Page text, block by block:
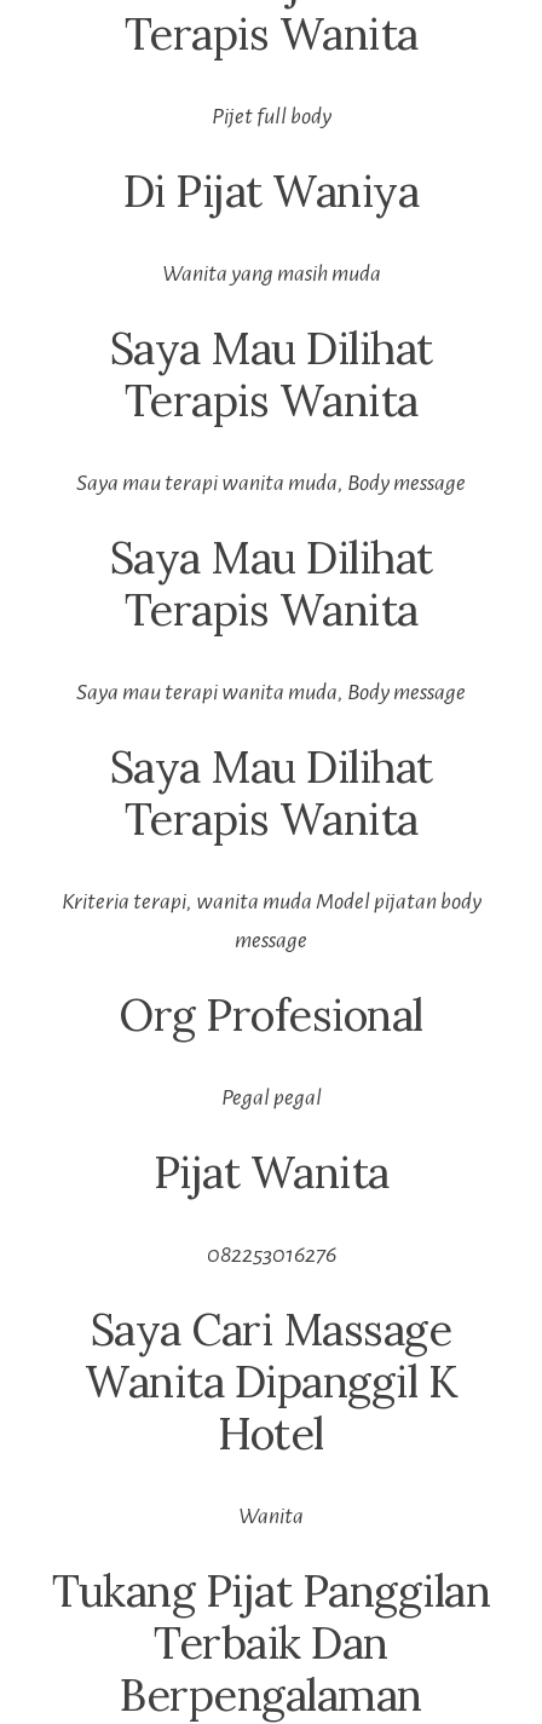
Terapis Wanita
Pijet full body
Di Pijat Waniya
Wanita yang masih muda
Saya Mau Dilihat
Terapis Wanita
Saya mau terapi wanita muda, Body message
Saya Mau Dilihat
Terapis Wanita
Saya mau terapi wanita muda, Body message
Saya Mau Dilihat
Terapis Wanita
Kriteria terapi, wanita muda Model pijatan body
message
Org Profesional
Pegal pegal
Pijat Wanita
082253016276
Saya Cari Massage
Wanita Dipanggil K
Hotel
Wanita
Tukang Pijat Panggilan
Terbaik Dan
Berpengalaman